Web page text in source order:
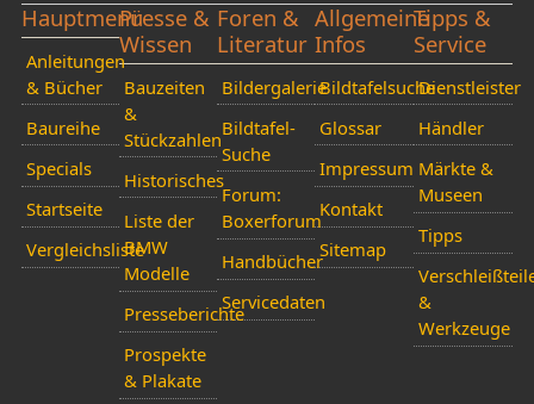
Hauptmenü
Anleitungen
& Bücher
Baureihe
Specials
Startseite
Vergleichsliste
Presse &
Wissen
Bauzeiten
&
Stückzahlen
Historisches
Liste der
BMW
Modelle
Presseberichte
Prospekte
& Plakate
Foren &
Literatur
Bildergalerie
Bildtafel-
Suche
Forum:
Boxerforum
Handbücher
Servicedaten
Allgemeine
Infos
Bildtafelsuche
Glossar
Impressum
Kontakt
Sitemap
Tipps &
Service
Dienstleister
Händler
Märkte &
Museen
Tipps
&
Werkzeuge